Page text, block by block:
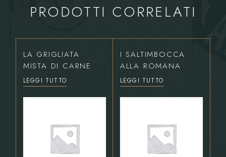
PRODOTTI CORRELATI
LA GRIGLIATA
MISTA DI CARNE
LEGGI TUTTO
I SALTIMBOCCA
ALLA ROMANA
LEGGI TUTTO